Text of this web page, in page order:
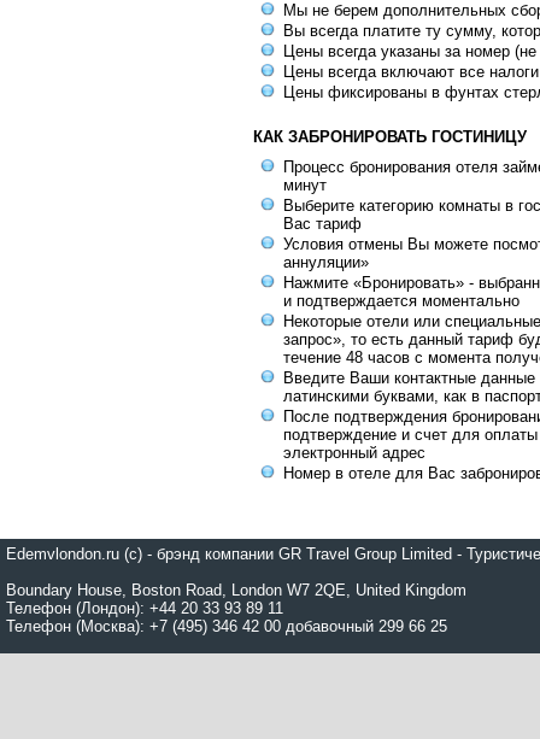
Мы не берем дополнительных
Вы всегда платите ту сумму,
Цены всегда указаны за номер
Цены всегда включают все
Цены фиксированы в фунтах
КАК ЗАБРОНИРОВАТЬ ГОСТИНИЦУ
Процесс бронирования отеля
минут
Выберите категорию комнаты в
Вас тариф
Условия отмены Вы можете
аннуляции»
Нажмите «Бронировать» -
и подтверждается моментально
Некоторые отели или
запрос», то есть данный тариф
течение 48 часов с момента
Введите Ваши контактные данные
латинскими буквами, как в
После подтверждения
подтверждение и счет для
электронный адрес
Номер в отеле для Вас
Edemvlondon.ru (c) - брэнд компании GR Travel Group Limited -
Boundary House, Boston Road, London W7 2QE, United Kingdom
Телефон (Лондон): +44 20 33 93 89 11
Телефон (Москва): +7 (495) 346 42 00 добавочный 299 66 25